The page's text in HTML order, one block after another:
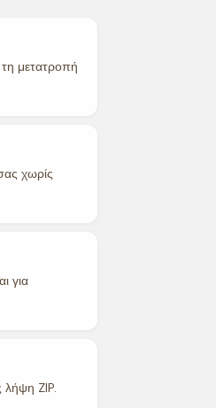
τη μετατροπή
χωρίς
για
λήψη ZIP.